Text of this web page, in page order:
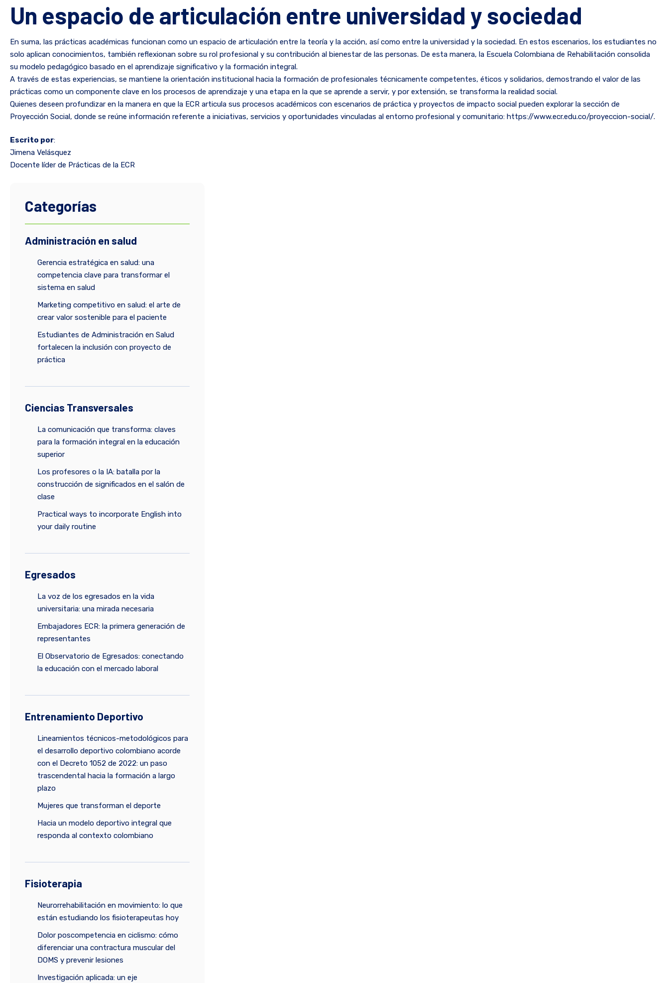
Un espacio de articulación entre universidad y sociedad
En suma, las prácticas académicas funcionan como un espacio de articulación entre la teoría y la acción, así como entre la universidad y la sociedad. En estos escenarios, los estudiantes no
solo aplican conocimientos, también reflexionan sobre su rol profesional y su contribución al bienestar de las personas. De esta manera, la Escuela Colombiana de Rehabilitación consolida
su modelo pedagógico basado en el aprendizaje significativo y la formación integral.
A través de estas experiencias, se mantiene la orientación institucional hacia la formación de profesionales técnicamente competentes, éticos y solidarios, demostrando el valor de las
prácticas como un componente clave en los procesos de aprendizaje y una etapa en la que se aprende a servir, y por extensión, se transforma la realidad social.
Quienes deseen profundizar en la manera en que la ECR articula sus procesos académicos con escenarios de práctica y proyectos de impacto social pueden explorar la sección de
Proyección Social, donde se reúne información referente a iniciativas, servicios y oportunidades vinculadas al entorno profesional y comunitario: https://www.ecr.edu.co/proyeccion-social/.
Escrito por:
Jimena Velásquez
Docente líder de Prácticas de la ECR
Categorías
Administración en salud
Gerencia estratégica en salud: una
competencia clave para transformar el
sistema en salud
Marketing competitivo en salud: el arte de
crear valor sostenible para el paciente
Estudiantes de Administración en Salud
fortalecen la inclusión con proyecto de
práctica
Ciencias Transversales
La comunicación que transforma: claves
para la formación integral en la educación
superior
Los profesores o la IA: batalla por la
construcción de significados en el salón de
clase
Practical ways to incorporate English into
your daily routine
Egresados
La voz de los egresados en la vida
universitaria: una mirada necesaria
Embajadores ECR: la primera generación de
representantes
El Observatorio de Egresados: conectando
la educación con el mercado laboral
Entrenamiento Deportivo
Lineamientos técnicos-metodológicos para
el desarrollo deportivo colombiano acorde
con el Decreto 1052 de 2022: un paso
trascendental hacia la formación a largo
plazo
Mujeres que transforman el deporte
Hacia un modelo deportivo integral que
responda al contexto colombiano
Fisioterapia
Neurorrehabilitación en movimiento: lo que
están estudiando los fisioterapeutas hoy
Dolor poscompetencia en ciclismo: cómo
diferenciar una contractura muscular del
DOMS y prevenir lesiones
Investigación aplicada: un eje